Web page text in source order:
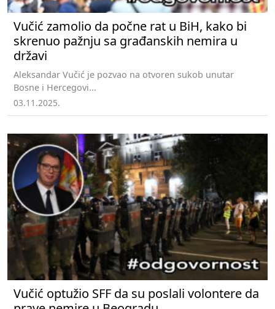
Vučić zamolio da počne rat u BiH, kako bi
skrenuo pažnju sa građanskih nemira u
državi
Aleksandar Vučić je pozvao na otvoren sukob unutar
Bosne i Hercegovi...
03.11.2025.
Vučić optužio SFF da su poslali volontere da